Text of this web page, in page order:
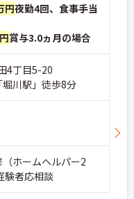
円夜勤4回、食事手当
賞与3.0ヵ月の場合
4丁目5-20
川駅」徒歩8分
ホームヘルパー2
者応相談